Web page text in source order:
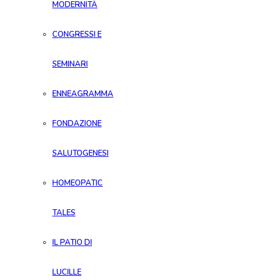
MODERNITÀ
CONGRESSI E
SEMINARI
ENNEAGRAMMA
FONDAZIONE
SALUTOGENESI
HOMEOPATIC
TALES
IL PATIO DI
LUCILLE